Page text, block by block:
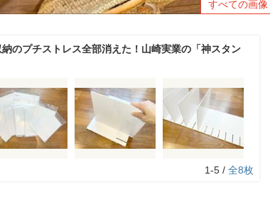
すべての画像
納のプチストレス全部消えた！山崎実業の「神スタン
1-5 / 全8枚